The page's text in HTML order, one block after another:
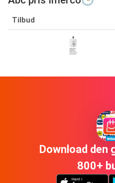
Tilbud
Download den
800+